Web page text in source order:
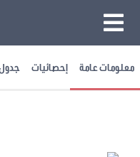
معلومات عامة إحصائيات